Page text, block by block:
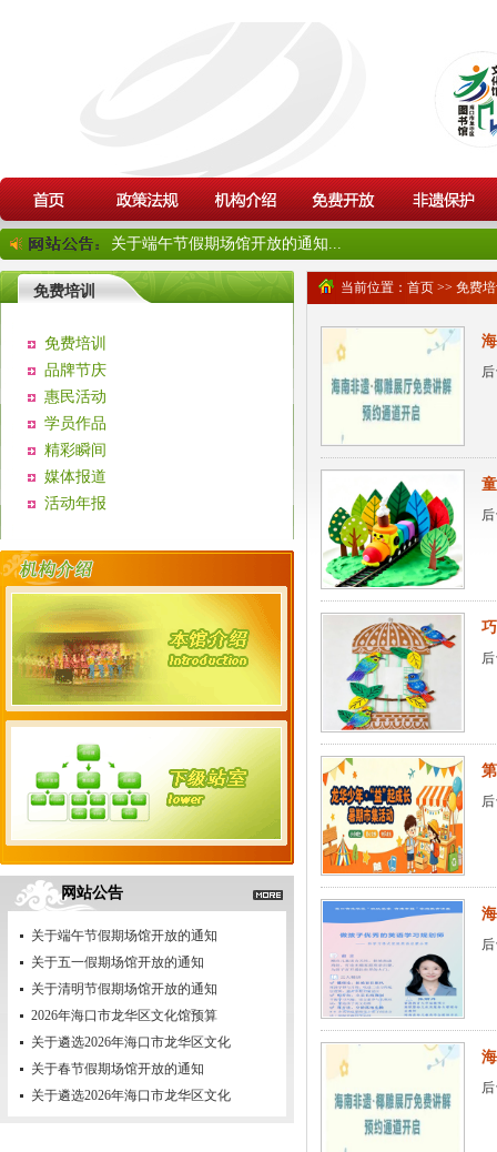
关于端午节假期场馆开放的通知...
免费培训
免费培训
品牌节庆
惠民活动
学员作品
精彩瞬间
媒体报道
活动年报
网站公告
关于端午节假期场馆开放的通知
关于五一假期场馆开放的通知
关于清明节假期场馆开放的通知
2026年海口市龙华区文化馆预算
关于遴选2026年海口市龙华区文化
关于春节假期场馆开放的通知
关于遴选2026年海口市龙华区文化
当前位置： 首页 >> 免费